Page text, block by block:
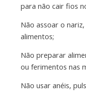
para não cair fios
Não assoar o
alimentos;
Não preparar
ou ferimentos nas
Não usar anéis,